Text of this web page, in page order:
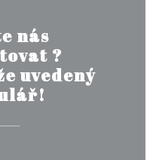
nás
?
uvedený